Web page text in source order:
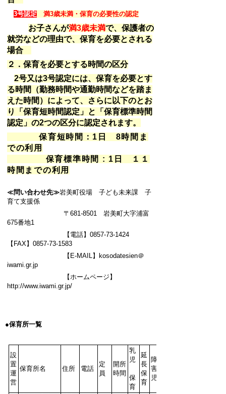
3号認定 満3歳未満・保育の必要性の認定
お子さんが満3歳未満で、保護者の
就労などの理由で、保育を必要とされる
場合
２．保育を必要とする時間の区分
2号又は3号認定には、保育を必要とす
る時間（勤務時間や通勤時間などを踏ま
えた時間）によって、さらに以下のとお
り「保育短時間認定」と「保育標準時間
認定」の2つの区分に認定されます。
保育短時間：1日 8時間ま
での利用
保育標準時間 : 1日 １１
時間までの利用
≪問い合わせ先≫岩美町役場 子ども未来課 子
育て支援係
〒 681-8501 岩美町大字浦富
675番地1
【電話】 0857-73-1424
【 FAX】0857-73-1583
【 E-MAIL】kosodatesien＠
iwami.gr.jp
【ホームページ】
http://www.iwami.gr.jp/
●保育所一覧
設
置
運
営
保育所名 住所 電話
定
員
開所
時間
乳
児
保
育
延
長
保
育
障
害
児